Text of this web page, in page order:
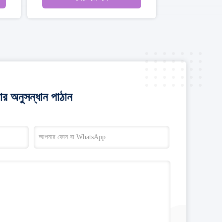
অনুসন্ধান পাঠান